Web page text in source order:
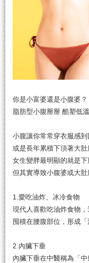
你是小富婆還是小腹婆？
脂肪型小腹掰掰 酷塑低
小腹讓你常常穿衣服感到
或是長年累積下頂著大
女生變胖最明顯的就是
但其實導致小腹婆或大
1.愛吃油炸、冰冷食物
現代人喜歡吃油炸食物
囤積在腰腹部位，形成「
2.內臟下垂
內臟下垂在中醫稱為「